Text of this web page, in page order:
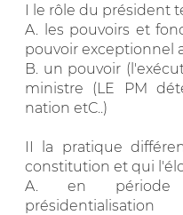
I le rôle du président
A. les pouvoirs et
pouvoir exceptionnel
B. un pouvoir
ministre (LE PM
nation etC..)
II la pratique
constitution et qui
A. en période
présidentialisation